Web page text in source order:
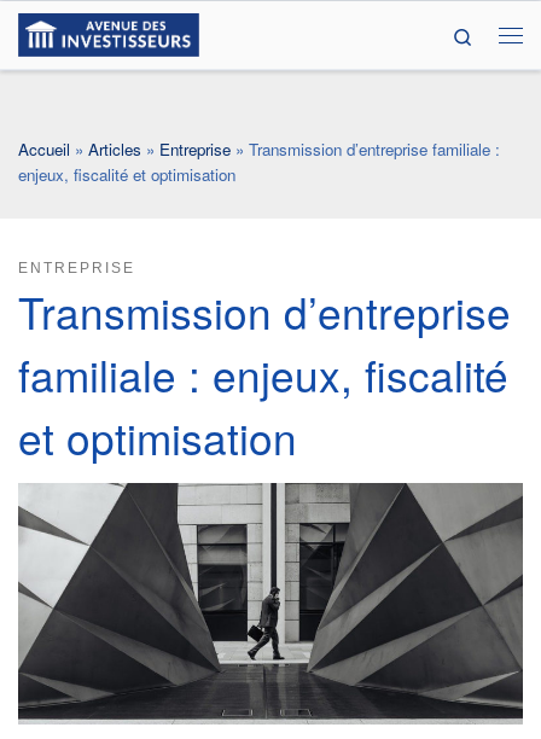
Passer au contenu
Search
Accueil » Articles » Entreprise » Transmission d’entreprise familiale :
enjeux, fiscalité et optimisation
ENTREPRISE
Transmission d’entreprise
familiale : enjeux, fiscalité
et optimisation